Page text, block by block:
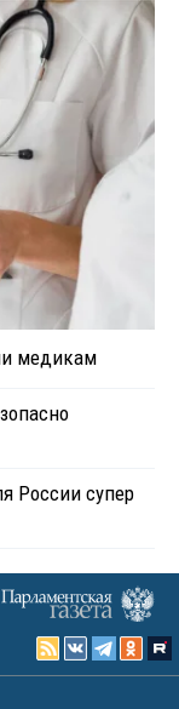
медикам
России супер